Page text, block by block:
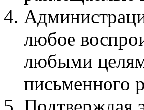
любое
любыми
письменного